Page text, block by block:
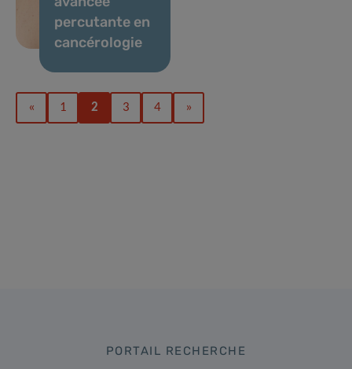
percutante en
cancérologie
« 1 2 3 4 »
PORTAIL RECHERCHE